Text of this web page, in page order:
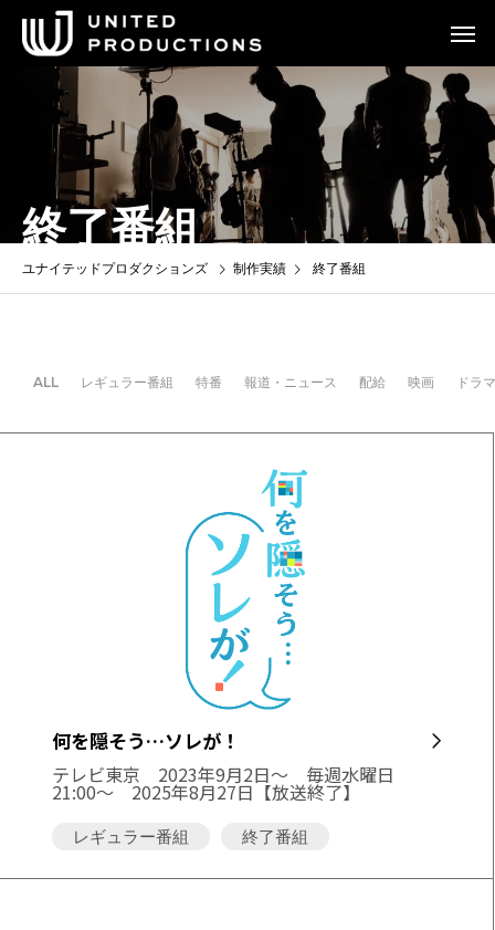
終了番組
ユナイテッドプロダクションズ 制作実績 終了番組
ALL レギュラー番組 特番 報道・ニュース 配給 映画 ドラマ
何を隠そう…ソレが！
テレビ東京 2023年9月2日～ 毎週水曜日
21:00～ 2025年8月27日【放送終了】
レギュラー番組 終了番組